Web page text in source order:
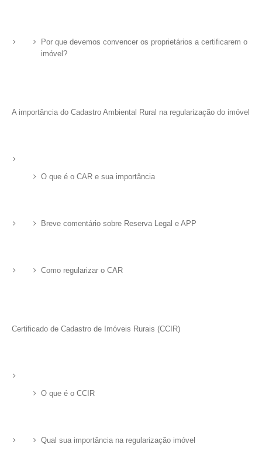
Por que devemos convencer os proprietários a certificarem o
imóvel?
A importância do Cadastro Ambiental Rural na regularização do imóvel
O que é o CAR e sua importância
Breve comentário sobre Reserva Legal e APP
Como regularizar o CAR
Certificado de Cadastro de Imóveis Rurais (CCIR)
O que é o CCIR
Qual sua importância na regularização imóvel